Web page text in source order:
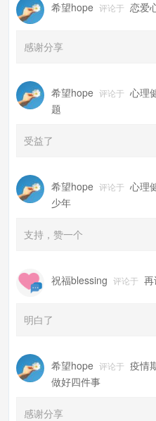
希望hope 评论于 恋爱
感谢分享
希望hope 评论于 心理
题
受益了
希望hope 评论于 心理
少年
支持，赞一个
祝福blessing 评论于
明白了
希望hope 评论于 疫情
做好四件事
感谢分享